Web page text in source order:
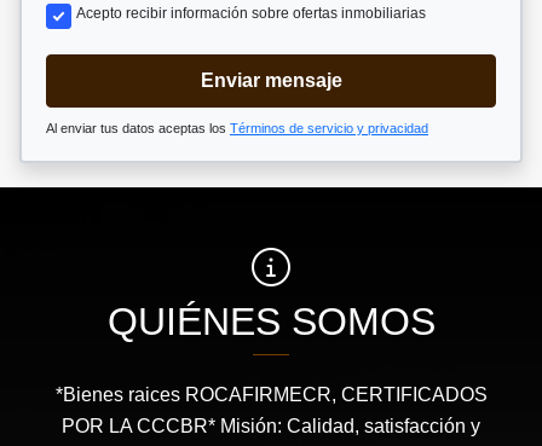
Acepto recibir información sobre ofertas inmobiliarias
Enviar mensaje
Al enviar tus datos aceptas los Términos de servicio y privacidad
QUIÉNES SOMOS
*Bienes raices ROCAFIRMECR, CERTIFICADOS
POR LA CCCBR* Misión: Calidad, satisfacción y